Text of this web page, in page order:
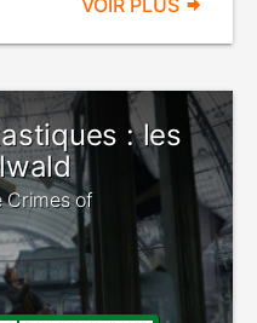
VOIR PLUS
: les
Crimes of